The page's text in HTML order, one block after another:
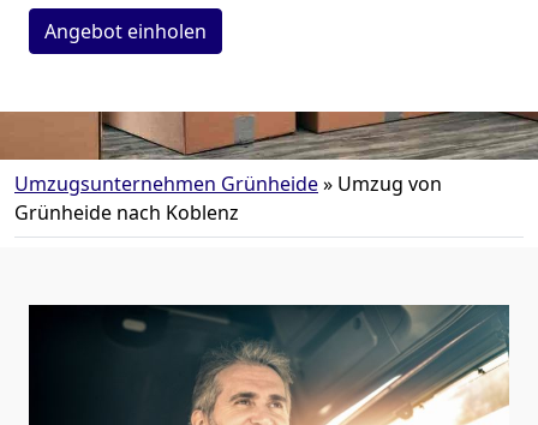
Angebot einholen
Umzugsunternehmen Grünheide» Umzug von
Grünheide nach Koblenz